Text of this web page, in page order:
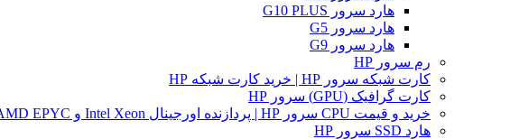
هارد سرور G10 PLUS
هارد سرور G5
هارد سرور G9
رم سرور HP
کارت شبکه سرور HP | خرید کارت شبکه HP
کارت گرافیک (GPU) سرور HP
خرید و قیمت CPU سرور HP | پردازنده اورجینال Intel Xeon و AMD EPYC
هارد SSD سرور HP